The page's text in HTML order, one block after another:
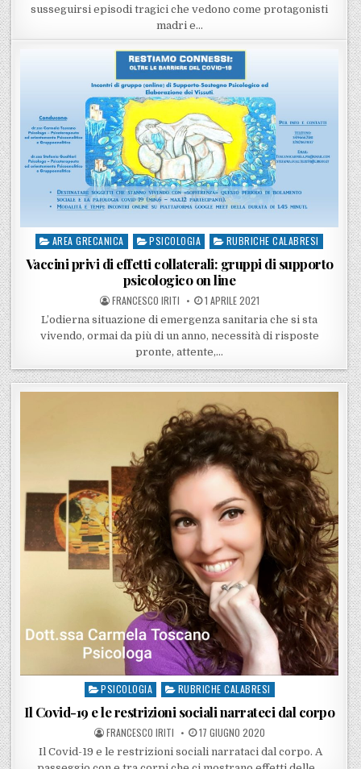
susseguirsi episodi tragici che vedono come protagonisti
madri e…
Posted in
AREA GRECANICA PSICOLOGIA RUBRICHE CALABRESI
Vaccini privi di effetti collaterali: gruppi di supporto
psicologico on line
POSTED BY
FRANCESCO IRITI POSTED ON
1 APRILE 2021
L’odierna situazione di emergenza sanitaria che si sta
vivendo, ormai da più di un anno, necessità di risposte
pronte, attente,…
Posted in
PSICOLOGIA RUBRICHE CALABRESI
Il Covid-19 e le restrizioni sociali narrateci dal corpo
POSTED BY
FRANCESCO IRITI POSTED ON
17 GIUGNO 2020
Il Covid-19 e le restrizioni sociali narrataci dal corpo. A